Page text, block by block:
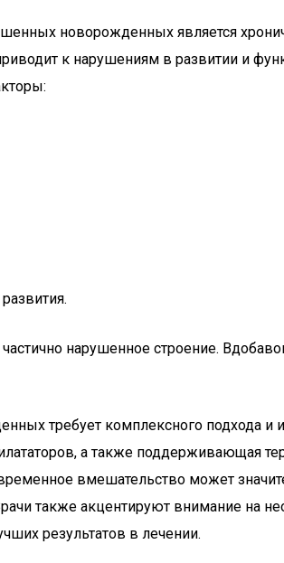
новорожденных является
к нарушениям в развитии и
нарушенное строение.
требует комплексного подхода
а также поддерживающая
вмешательство может
также акцентируют внимание на
результатов в лечении.